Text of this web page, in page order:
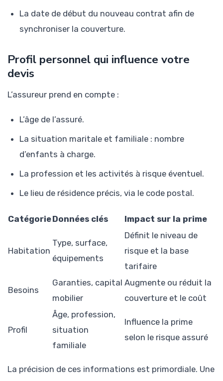
La date de début du nouveau contrat afin de
synchroniser la couverture.
Profil personnel qui influence votre
devis
L’assureur prend en compte :
L’âge de l’assuré.
La situation maritale et familiale : nombre
d’enfants à charge.
La profession et les activités à risque éventuel.
Le lieu de résidence précis, via le code postal.
CatégorieDonnées clés Impact sur la prime
Habitation
Type, surface,
équipements
Définit le niveau de
risque et la base
tarifaire
Besoins
Garanties, capital
mobilier
Augmente ou réduit la
couverture et le coût
Profil
Âge, profession,
situation
familiale
Influence la prime
selon le risque assuré
La précision de ces informations est primordiale. Une